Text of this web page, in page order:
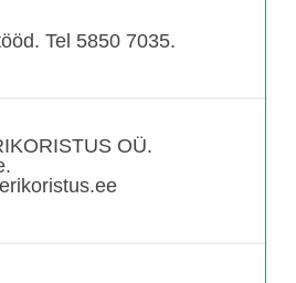
Tel 5850 7035.
OÜ.